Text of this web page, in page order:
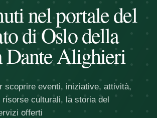
nel portale del
di Oslo della
Dante Alighieri
scoprire eventi, iniziative, attività,
risorse culturali, la storia del
offerti